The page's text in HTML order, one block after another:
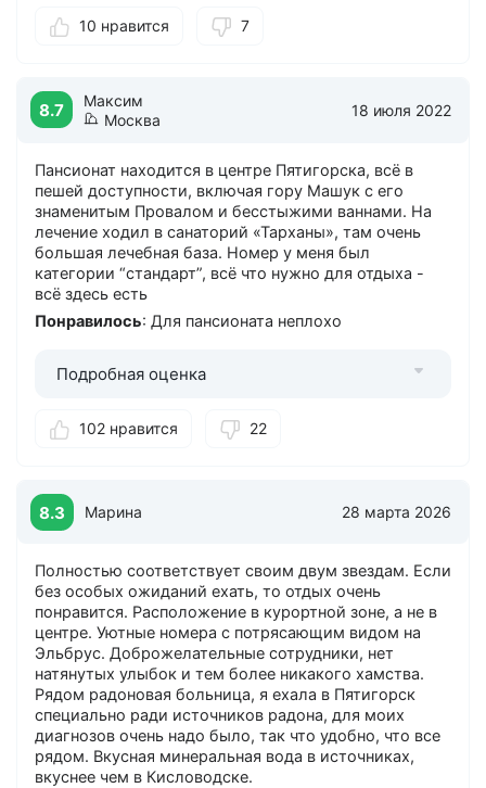
круто! Видела вашу карту в Цветнике большую. Ну
просто супер! А у самой почти такая же только
понравился. Дополнительные впечатления, очень
приятно.
пансионате. Я проходила курс процедур в санатории
Лермонтова. Но то же самое можно было бы и в
пансионате делать, там всего-то пару кабинетов
оборудовать…
10 нравится 7
8.7
Максим
Москва
18 июля 2022
Пансионат находится в центре Пятигорска, всё в
пешей доступности, включая гору Машук с его
знаменитым Провалом и бесстыжими ваннами. На
лечение ходил в санаторий «Тарханы», там очень
большая лечебная база. Номер у меня был
категории “стандарт”, всё что нужно для отдыха -
всё здесь есть
Понравилось: Для пансионата неплохо
Подробная оценка
102 нравится 22
8.3 Марина 28 марта 2026
Полностью соответствует своим двум звездам. Если
без особых ожиданий ехать, то отдых очень
понравится. Расположение в курортной зоне, а не в
центре. Уютные номера с потрясающим видом на
Эльбрус. Доброжелательные сотрудники, нет
натянутых улыбок и тем более никакого хамства.
Рядом радоновая больница, я ехала в Пятигорск
специально ради источников радона, для моих
диагнозов очень надо было, так что удобно, что все
рядом. Вкусная минеральная вода в источниках,
вкуснее чем в Кисловодске.